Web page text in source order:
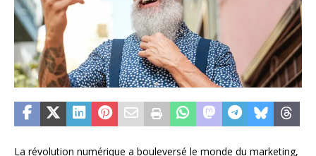
La révolution numérique a bouleversé le monde du marketing,